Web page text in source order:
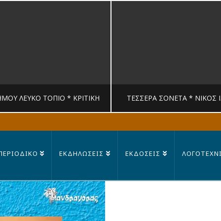
ΛΕΥΚΟ ΤΟΠΙΟ * ΚΡΙΤΙΚΉ
MANDRAGORAS
23 ΙΟΥΛΊΟΥ, 2026
ΤΈΣΣΕΡΑ ΣΟΝΈΤΑ * ΝΊΚΟΣ
ΕΚΔΗΛΩΣΕΙΣ ΕΚΔΟΣΕΙΣ